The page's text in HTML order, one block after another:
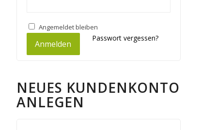
Angemeldet bleiben
Anmelden
Passwort vergessen?
NEUES KUNDENKONTO
ANLEGEN